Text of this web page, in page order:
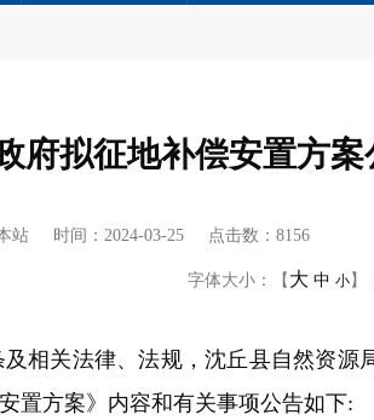
府拟征地补偿安置方案
站 时间： 2024-03-25 点击数：8156
字体大小：【 大 中 小 】
关法律、法规，沈丘县自然资源
置方案》内容和有关事项公告如下: